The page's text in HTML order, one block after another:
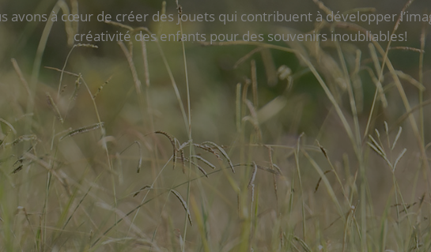
avons à cœur de créer des jouets qui contribuent à développer
créativité des enfants pour des souvenirs inoubliables!